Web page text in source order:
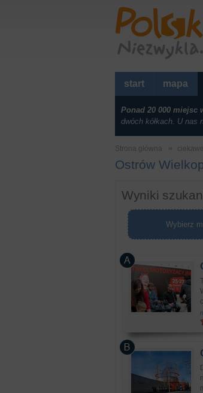
start mapa
Ponad 20 000 miejsc
dwóch kółkach. U nas
Strona główna
Ostrów
Wyniki
Wybierz